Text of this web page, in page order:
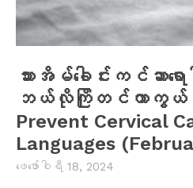
သားအိမ်ခေါင်းကင်ဆာ
ဘယ်လိုကြိုတင်ကာကွယ်
Prevent Cervical
Languages
ဖေ‌ဖော်ဝါရီ 18, 2024